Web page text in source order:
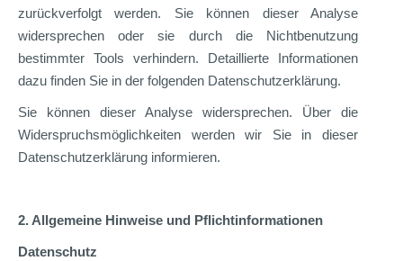
zurückverfolgt werden. Sie können dieser Analyse
widersprechen oder sie durch die Nichtbenutzung
bestimmter Tools verhindern. Detaillierte Informationen
dazu finden Sie in der folgenden Datenschutzerklärung.
Sie können dieser Analyse widersprechen. Über die
Widerspruchsmöglichkeiten werden wir Sie in dieser
Datenschutzerklärung informieren.
2. Allgemeine Hinweise und Pflichtinformationen
Datenschutz